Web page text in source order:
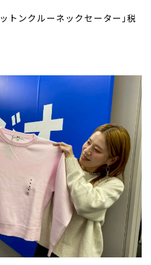
トンクルーネックセーター」税